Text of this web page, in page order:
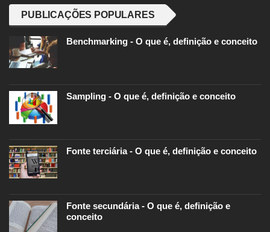
PUBLICAÇÕES POPULARES
Benchmarking - O que é, definição e conceito
Sampling - O que é, definição e conceito
Fonte terciária - O que é, definição e conceito
Fonte secundária - O que é, definição e
conceito